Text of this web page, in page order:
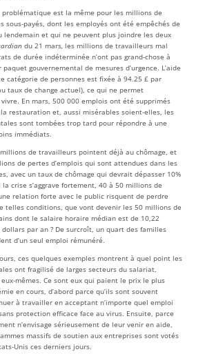
problématique est la même pour les millions de
sous-payés, dont les employés ont été empêchés de
lendemain et qui ne peuvent plus joindre les deux
du 21 mars, les millions de travailleurs mal
de durée indéterminée n’ont pas grand-chose à
gouvernemental de mesures d’urgence. L’aide
catégorie de personnes est fixée à 94.25 £ par
taux de change actuel), ce qui ne permet
En mars, 500 000 emplois ont été supprimés
restauration et, aussi misérables soient-elles, les
sont tombées trop tard pour répondre à une
immédiats.
de travailleurs pointent déjà au chômage, et
de pertes d’emplois qui sont attendues dans les
avec un taux de chômage qui devrait dépasser 10%
crise s’aggrave fortement, 40 à 50 millions de
relation forte avec le public risquent de perdre
telles conditions, que vont devenir les 50 millions de
dont le salaire horaire médian est de 10,22
par an ? De surcroît, un quart des familles
d’un seul emploi rémunéré.
ces quelques exemples montrent à quel point les
ont fragilisé de larges secteurs du salariat,
mêmes. Ce sont eux qui paient le prix le plus
en cours, d’abord parce qu’ils sont souvent
à travailler en acceptant n’importe quel emploi
protection efficace face au virus. Ensuite, parce
n’envisage sérieusement de leur venir en aide,
massifs de soutien aux entreprises sont votés
Unis ces derniers jours.